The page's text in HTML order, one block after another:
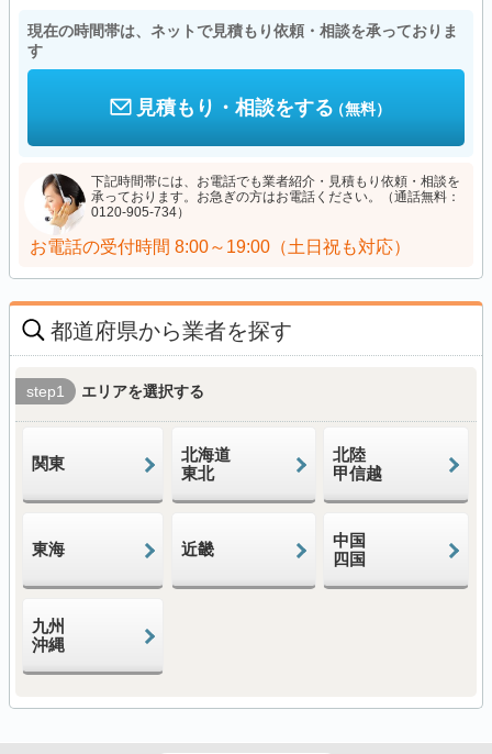
現在の時間帯は、ネットで見積もり依頼・相談を承っておりま
す
見積もり・相談をする（無料）
下記時間帯には、お電話でも業者紹介・見積もり依頼・相談を
承っております。お急ぎの方はお電話ください。（通話無料：
0120-905-734）
お電話の受付時間 8:00～19:00（土日祝も対応）
都道府県から業者を探す
step1 エリアを選択する
関東
北海道
東北
北陸
甲信越
東海 近畿
中国
四国
九州
沖縄